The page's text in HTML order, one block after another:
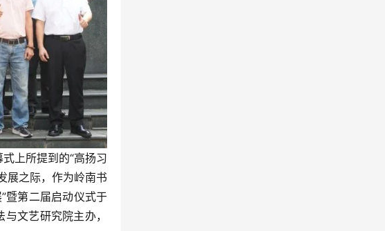
上所提到的“高扬习
展之际，作为岭南书
暨第二届启动仪式于
文艺研究院主办，